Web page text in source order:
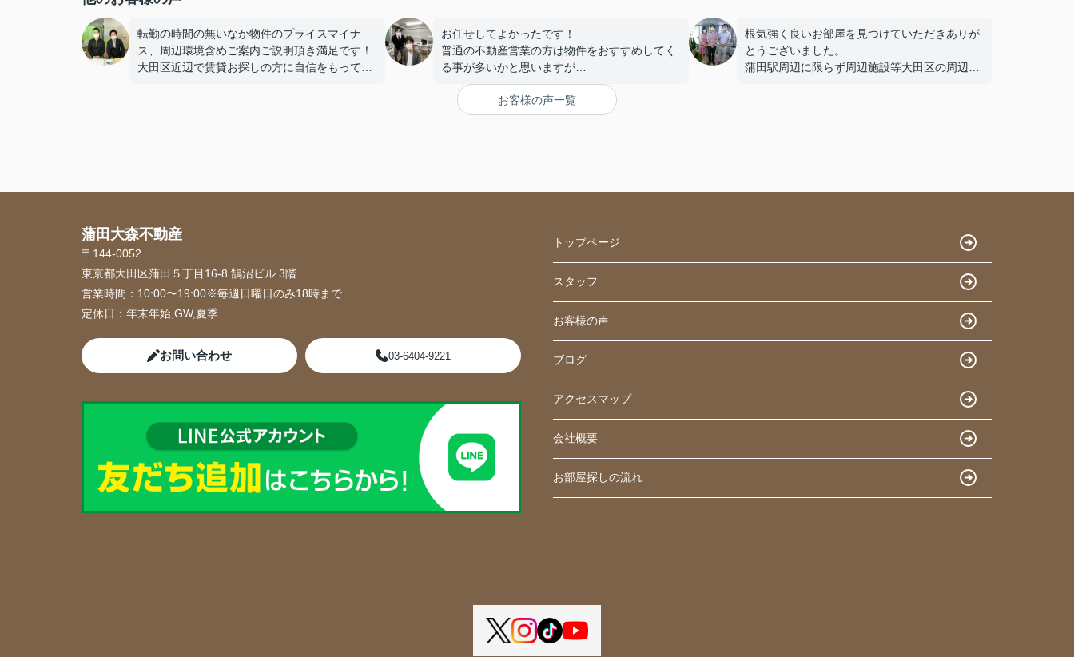
転勤の時間の無いなか物件のプライスマイナ
ス、周辺環境含めご案内ご説明頂き満足です！
大田区近辺で賃貸お探しの方に自信をもってオ
お任せしてよかったです！
普通の不動産営業の方は物件をおすすめしてく
る事が多いかと思いますが
木原さんは、おすすめというよりご自身が住む
としたらを本当に
一緒になって考えていただける方です。
ご紹介させていただきます。
根気強く良いお部屋を見つけていただきありが
とうございました。
蒲田駅周辺に限らず周辺施設等大田区の周辺環
お客様の声一覧
蒲田大森不動産
〒144-0052
東京都大田区蒲田５丁目16-8 鵠沼ビル 3階
営業時間： 10:00〜19:00※毎週日曜日のみ18時まで
定休日： 年末年始,GW,夏季
お問い合わせ 03-6404-9221
トップページ
スタッフ
お客様の声
ブログ
アクセスマップ
会社概要
お部屋探しの流れ